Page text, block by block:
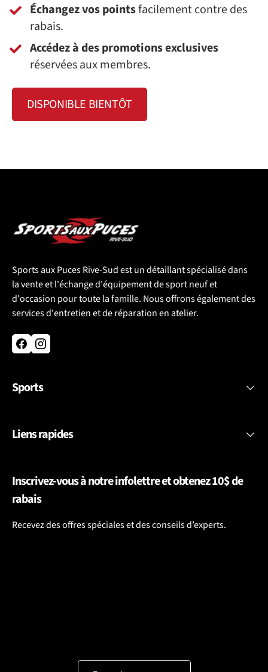
Échangez vos pointsfacilement contre des
rabais.
Accédez à des promotions exclusives
réservées aux membres.
DISPONIBLE BIENTÔT
Sports aux Puces Rive-Sud est un détaillant spécialisé dans
la vente et l'échange d'équipement de sport neuf et
d'occasion pour toute la famille. Nous offrons également des
services d'entretien et de réparation en atelier.
FacebookInstagram
Sports
Liens rapides
Inscrivez-vous à notre infolettre et obtenez 10$ de
rabais
Recevez des offres spéciales et des conseils d’experts.